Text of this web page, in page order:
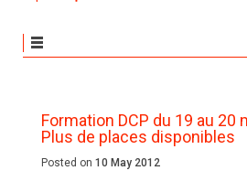
Formation DCP du 19 au 20
Plus de places disponibles
Posted on 10 May 2012